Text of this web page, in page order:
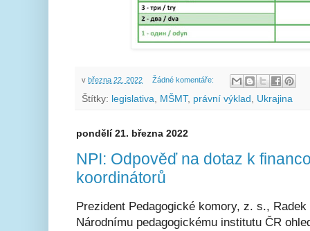
v března 22, 2022 Žádné komentáře:
Štítky: legislativa MŠMT, právní výklad Ukrajina
pondělí 21. března 2022
NPI: Odpověď na dotaz k
koordinátorů
Prezident Pedagogické komory, z. s.,
Národnímu pedagogickému institutu ČR